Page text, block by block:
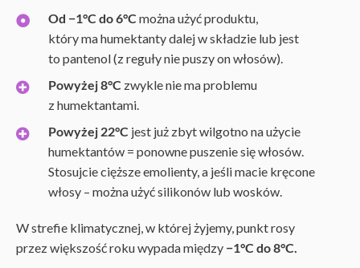
Od −1°C do 6°C można użyć produktu,
który ma humektanty dalej w składzie lub jest
to pantenol (z reguły nie puszy on włosów).
Powyżej 8°C zwykle nie ma problemu
z humektantami.
Powyżej 22°C jest już zbyt wilgotno na użycie
humektantów = ponowne puszenie się włosów.
Stosujcie cięższe emolienty, a jeśli macie kręcone
włosy – można użyć silikonów lub wosków.
W strefie klimatycznej, w której żyjemy, punkt rosy
przez większość roku wypada między −1°C do 8°C.